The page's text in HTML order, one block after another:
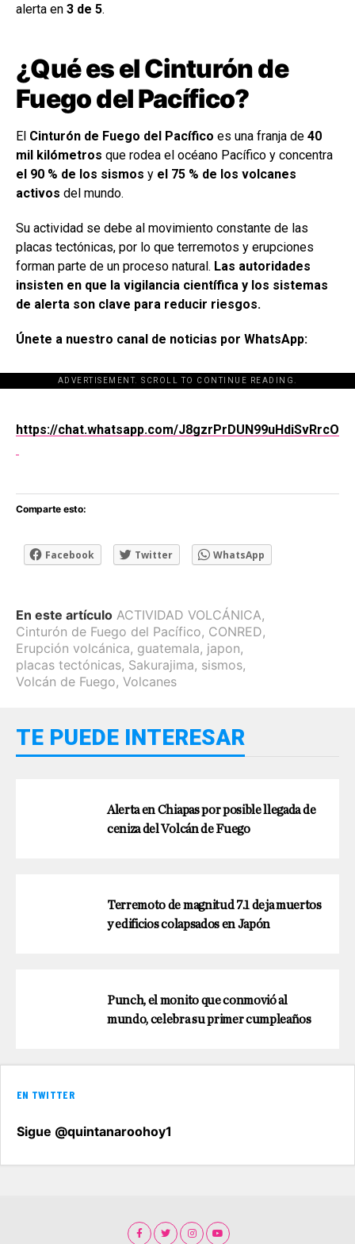
alerta en 3 de 5.
¿Qué es el Cinturón de
Fuego del Pacífico?
El Cinturón de Fuego del Pacífico es una franja de 40
mil kilómetros que rodea el océano Pacífico y concentra
el 90 % de los sismos y el 75 % de los volcanes
activos del mundo.
Su actividad se debe al movimiento constante de las
placas tectónicas, por lo que terremotos y erupciones
forman parte de un proceso natural. Las autoridades
insisten en que la vigilancia científica y los sistemas
de alerta son clave para reducir riesgos.
Únete a nuestro canal de noticias por WhatsApp:
ADVERTISEMENT. SCROLL TO CONTINUE READING.
[adsforwp id="243463"]
https://chat.whatsapp.com/J8gzrPrDUN99uHdiSvRrcO
Comparte esto:
Facebook Twitter WhatsApp
En este artículo ACTIVIDAD VOLCÁNICA,
Cinturón de Fuego del Pacífico, CONRED,
Erupción volcánica, guatemala, japon,
placas tectónicas, Sakurajima, sismos,
Volcán de Fuego, Volcanes
TE PUEDE INTERESAR
Alerta en Chiapas por posible llegada de
ceniza del Volcán de Fuego
Terremoto de magnitud 7.1 deja muertos
y edificios colapsados en Japón
Punch, el monito que conmovió al
mundo, celebra su primer cumpleaños
EN TWITTER
Sigue @quintanaroohoy1